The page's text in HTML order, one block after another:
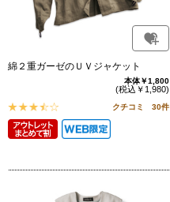
綿２重ガーゼのＵＶジャケット
本体￥1,800
(税込￥1,980)
クチコミ 30件